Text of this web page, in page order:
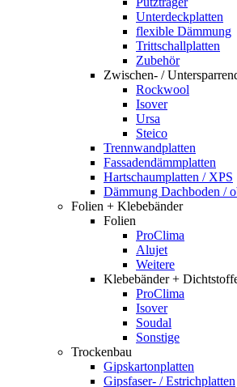
Unterdeckplatten
flexible Dämmung
Trittschallplatten
Zubehör
Zwischen- /
Rockwool
Isover
Ursa
Steico
Trennwandplatten
Fassadendämmplatten
Hartschaumplatten / XPS
Dämmung Dachboden /
Folien + Klebebänder
Folien
ProClima
Alujet
Weitere
Klebebänder +
ProClima
Isover
Soudal
Sonstige
Trockenbau
Gipskartonplatten
Gipsfaser- / Estrichplatten